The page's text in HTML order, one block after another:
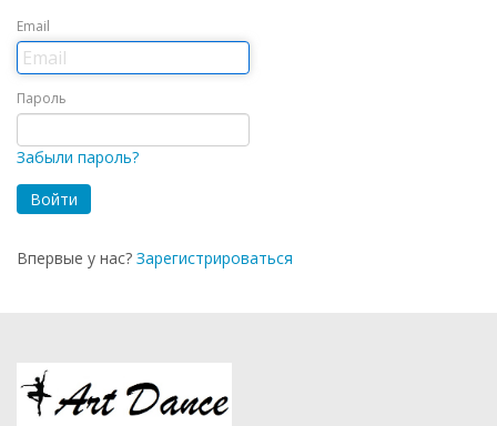
Email
Пароль
Забыли пароль?
Впервые у нас? Зарегистрироваться